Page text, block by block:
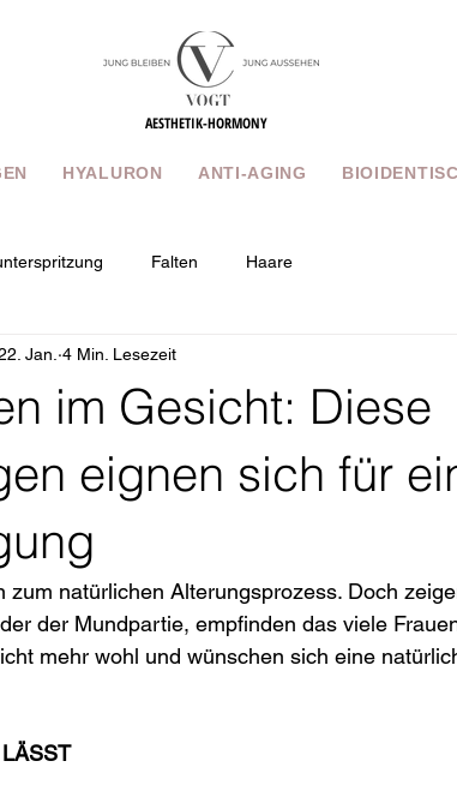
AESTHETIK-HORMONY
HYALURON ANTI-AGING
Falten Haare
im Gesicht: Diese
eignen sich für
Jan. 4 Min. Lesezeit
zum natürlichen Alterungsprozess. Doch
der Mundpartie, empfinden das viele
mehr wohl und wünschen sich eine